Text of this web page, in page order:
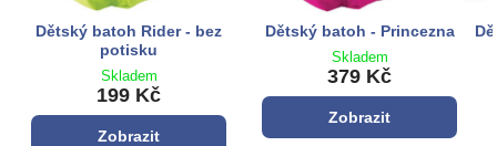
Dětský batoh Rider - bez
potisku
Skladem
199 Kč
Zobrazit
Dětský batoh - Princezna
Skladem
379 Kč
Zobrazit